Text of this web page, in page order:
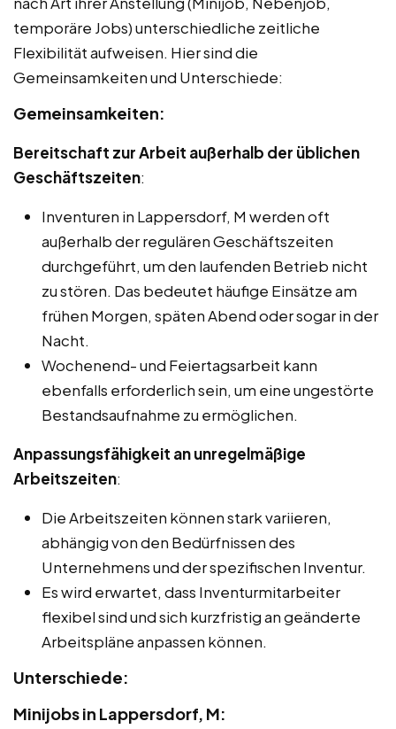
temporäre Jobs) unterschiedliche zeitliche
Flexibilität aufweisen. Hier sind die
Gemeinsamkeiten und Unterschiede:
Gemeinsamkeiten:
Bereitschaft zur Arbeit außerhalb der üblichen
Geschäftszeiten:
Inventuren in Lappersdorf, M werden oft
außerhalb der regulären Geschäftszeiten
durchgeführt, um den laufenden Betrieb nicht
zu stören. Das bedeutet häufige Einsätze am
frühen Morgen, späten Abend oder sogar in der
Nacht.
Wochenend- und Feiertagsarbeit kann
ebenfalls erforderlich sein, um eine ungestörte
Bestandsaufnahme zu ermöglichen.
Anpassungsfähigkeit an unregelmäßige
Arbeitszeiten:
Die Arbeitszeiten können stark variieren,
abhängig von den Bedürfnissen des
Unternehmens und der spezifischen Inventur.
Es wird erwartet, dass Inventurmitarbeiter
flexibel sind und sich kurzfristig an geänderte
Arbeitspläne anpassen können.
Unterschiede:
Minijobs in Lappersdorf, M: